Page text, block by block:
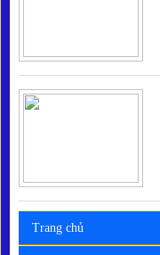
Trang chủ